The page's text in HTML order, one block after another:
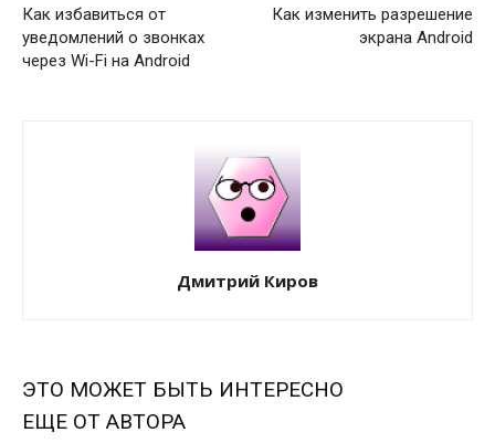
Как избавиться от
уведомлений о звонках
через Wi-Fi на Android
Как изменить разрешение
экрана Android
Дмитрий Киров
ЭТО МОЖЕТ БЫТЬ ИНТЕРЕСНО
ЕЩЕ ОТ АВТОРА